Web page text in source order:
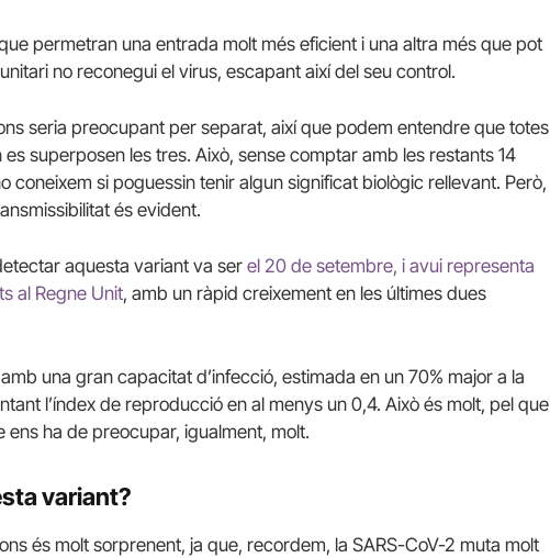
permetran una entrada molt més eficient i una altra més que pot
no reconegui el virus, escapant així del seu control.
seria preocupant per separat, així que podem entendre que totes
es superposen les tres. Això, sense comptar amb les restants 14
coneixem si poguessin tenir algun significat biològic rellevant. Però,
és evident.
aquesta variant va ser el 20 de setembre, i avui representa
al Regne Unit, amb un ràpid creixement en les últimes dues
una gran capacitat d’infecció, estimada en un 70% major a la
l’índex de reproducció en al menys un 0,4. Això és molt, pel que
ens ha de preocupar, igualment, molt.
variant?
és molt sorprenent, ja que, recordem, la SARS-CoV-2 muta molt